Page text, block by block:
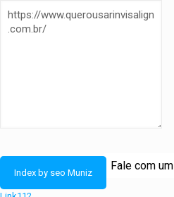
Fale com um